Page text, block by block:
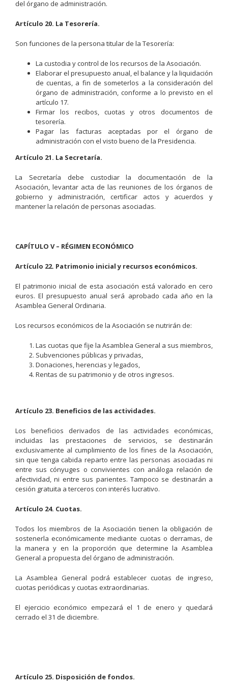
del órgano de administración.
Artículo 20. La Tesorería.
Son funciones de la persona titular de la Tesorería:
La custodia y control de los recursos de la Asociación.
Elaborar el presupuesto anual, el balance y la liquidación
de cuentas, a fin de someterlos a la consideración del
órgano de administración, conforme a lo previsto en el
artículo 17.
Firmar los recibos, cuotas y otros documentos de
tesorería.
Pagar las facturas aceptadas por el órgano de
administración con el visto bueno de la Presidencia.
Artículo 21. La Secretaría.
La Secretaría debe custodiar la documentación de la
Asociación, levantar acta de las reuniones de los órganos de
gobierno y administración, certificar actos y acuerdos y
mantener la relación de personas asociadas.
CAPÍTULO V – RÉGIMEN ECONÓMICO
Artículo 22. Patrimonio inicial y recursos económicos.
El patrimonio inicial de esta asociación está valorado en cero
euros. El presupuesto anual será aprobado cada año en la
Asamblea General Ordinaria.
Los recursos económicos de la Asociación se nutrirán de:
Las cuotas que fije la Asamblea General a sus miembros,
Subvenciones públicas y privadas,
Donaciones, herencias y legados,
Rentas de su patrimonio y de otros ingresos.
Artículo 23. Beneficios de las actividades.
Los beneficios derivados de las actividades económicas,
incluidas las prestaciones de servicios, se destinarán
exclusivamente al cumplimiento de los fines de la Asociación,
sin que tenga cabida reparto entre las personas asociadas ni
entre sus cónyuges o convivientes con análoga relación de
afectividad, ni entre sus parientes. Tampoco se destinarán a
cesión gratuita a terceros con interés lucrativo.
Artículo 24. Cuotas.
Todos los miembros de la Asociación tienen la obligación de
sostenerla económicamente mediante cuotas o derramas, de
la manera y en la proporción que determine la Asamblea
General a propuesta del órgano de administración.
La Asamblea General podrá establecer cuotas de ingreso,
cuotas periódicas y cuotas extraordinarias.
El ejercicio económico empezará el 1 de enero y quedará
cerrado el 31 de diciembre.
Artículo 25. Disposición de fondos.